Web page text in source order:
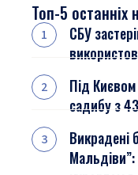
Топ-5 останніх
СБУ
Під
садибу з
Викрадені